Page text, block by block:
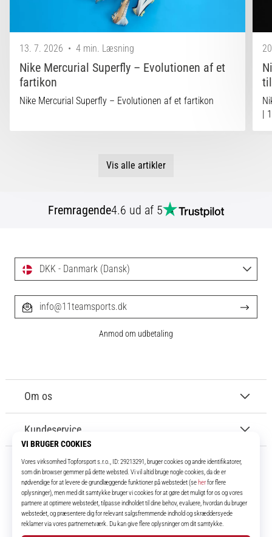
13. 7. 2026 • 4 min. Læsning
Nike Mercurial Superfly – Evolutionen af et
fartikon
Nike Mercurial Superfly – Evolutionen af et fartikon
|
Vis alle artikler
Fremragende4.6 ud af 5
11teamsports.dk
I over 16 år har vi været dine holdkammerater og bringer dig de bedste og
nyeste fodboldprodukter.
Om os
Kundeservice
DKK - Danmark (Dansk)
info@11teamsports.dk
Anmod om udbetaling